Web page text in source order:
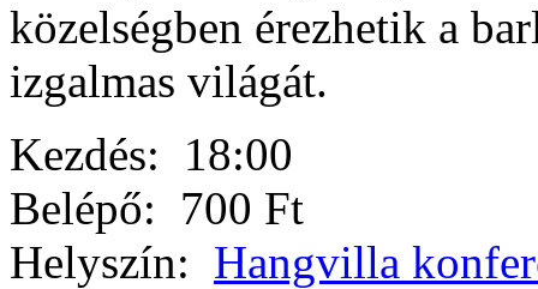
közelségben érezhetik a
izgalmas világát.
Kezdés: 18:00
Belépő: 700 Ft
Helyszín: Hangvilla